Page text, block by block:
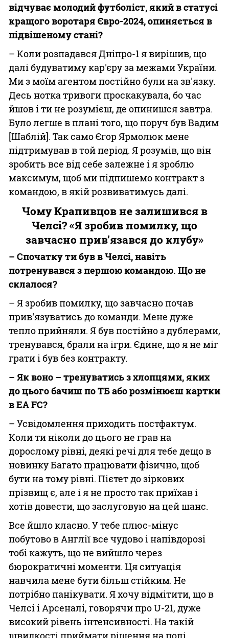
відчуває молодий футболіст, який в статусі
кращого воротаря Євро-2024, опиняється в
підвішеному стані?
– Коли розпадався Дніпро-1 я вирішив, що
далі будуватиму кар'єру за межами України.
Ми з моїм агентом постійно були на зв'язку.
Десь нотка тривоги проскакувала, бо час
йшов і ти не розумієш, де опинишся завтра.
Було легше в плані того, що поруч був Вадим
[Шаблій]. Так само Єгор Ярмолюк мене
підтримував в той період. Я розумів, що він
зробить все від себе залежне і я зроблю
максимум, щоб ми підпишемо контракт з
командою, в якій розвиватимусь далі.
Чому Крапивцов не залишився в
Челсі? «Я зробив помилку, що
завчасно прив’язався до клубу»
– Спочатку ти був в Челсі, навіть
потренувався з першою командою. Що не
склалося?
– Я зробив помилку, що завчасно почав
прив'язуватись до команди. Мене дуже
тепло прийняли. Я був постійно з дублерами,
тренувався, брали на ігри. Єдине, що я не міг
грати і був без контракту.
– Як воно – тренуватись з хлопцями, яких
до цього бачиш по ТБ або розмінюєш картки
в EA FC?
– Усвідомлення приходить постфактум.
Коли ти ніколи до цього не грав на
дорослому рівні, деякі речі для тебе дещо в
новинку Багато працювати фізично, щоб
бути на тому рівні. Пієтет до зіркових
прізвищ є, але і я не просто так приїхав і
хотів довести, що заслуговую на цей шанс.
Все йшло класно. У тебе плюс-мінус
побутово в Англії все чудово і напівдорозі
тобі кажуть, що не вийшло через
бюрократичні моменти. Ця ситуація
навчила мене бути більш стійким. Не
потрібно панікувати. Я хочу відмітити, що в
Челсі і Арсеналі, говорячи про U-21, дуже
високий рівень інтенсивності. На такій
швидкості приймати рішення на полі